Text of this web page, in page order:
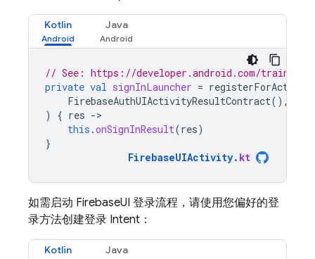
Kotlin Java
// See: https://developer.android.com/
private val signInLauncher =
FirebaseAuthUIActivityResultContract(),
)
{ res -
this .onSignInResult(res)
}
FirebaseUIActivity. kt
如需启动 FirebaseUI 登录流程，请使用您偏好的登
录方法创建登录 Intent：
Kotlin Java